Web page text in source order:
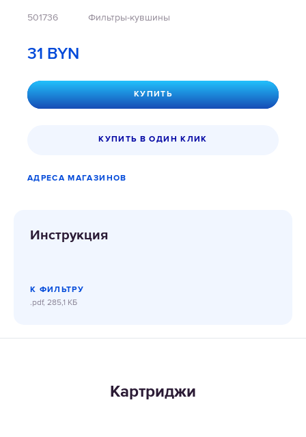
501736 Фильтры-кувшины
31 BYN
КУПИТЬ
КУПИТЬ В ОДИН КЛИК
АДРЕСА МАГАЗИНОВ
Инструкция
К ФИЛЬТРУ
.pdf, 285,1 КБ
Картриджи